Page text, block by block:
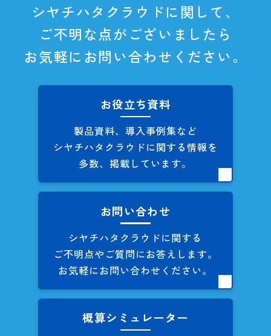
シヤチハタクラウドに関して、
ご不明な点がございましたら
お気軽にお問い合わせください。
お役立ち資料
製品資料、導入事例集など
シヤチハタクラウドに関する情報を
多数、掲載しています。
お問い合わせ
シヤチハタクラウドに関する
ご不明点やご質問にお答えします。
お気軽にお問い合わせください。
概算シミュレーター